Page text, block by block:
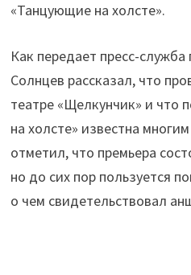
«Танцующие на холсте».
Как передает пресс-служба
Солнцев рассказал, что
театре «Щелкунчик» и что
на холсте» известна
отметил, что премьера
но до сих пор пользуется
о чем свидетельствовал